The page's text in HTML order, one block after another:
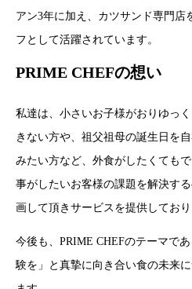
アン3年に加え、カツサンド専門店
フとして活躍されています。
PRIME CHEFの想い
私達は、小さいお子様がおりゆっ
きない方や、祖父祖母の誕生日を
みたい方など、外食がしたくても
事がしたいお客様の課題を解決す
画して頂きサービスを提供しており
今後も、PRIME CHEFのテーマで
験を」と真摯に向き合い食の未来